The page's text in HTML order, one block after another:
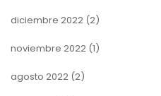
diciembre 2022 (2)
noviembre 2022 (1)
agosto 2022 (2)